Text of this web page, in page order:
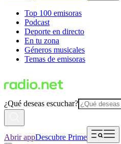
Top 100 emisoras
Podcast
Deporte en directo
En tu zona
Géneros musicales
Temas de emisoras
¿Qué deseas escuchar?
Abrir appDescubre Prime